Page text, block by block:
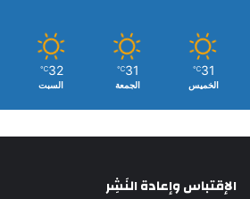
31
℃
الخميس
31
℃
الجمعة
32
℃
السبت
الإقتباس وإعادة النَشِر